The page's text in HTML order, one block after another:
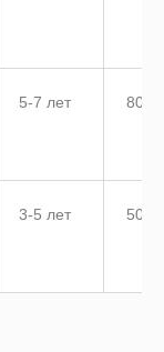
5-7 лет 800-
3-5 лет 500-